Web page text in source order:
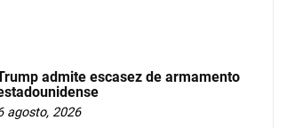
admite escasez de armamento
agosto, 2026